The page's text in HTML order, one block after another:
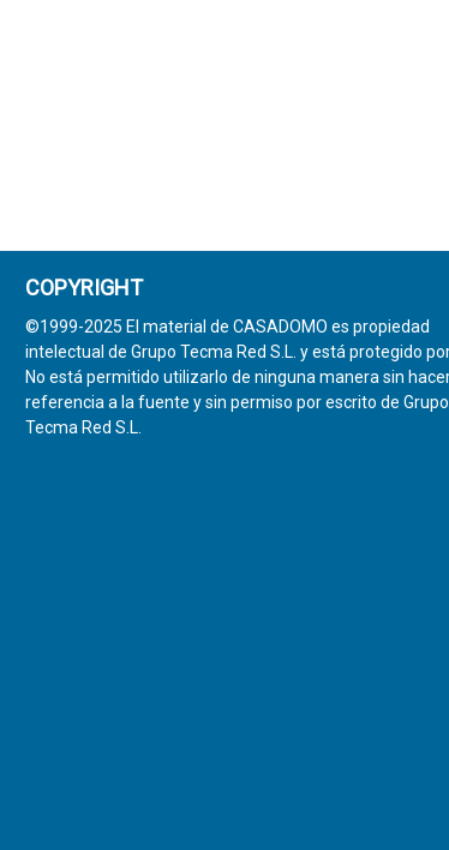
COPYRIGHT
©1999-2025 El material de CASADOMO es propiedad
intelectual de Grupo Tecma Red S.L. y está protegido
No está permitido utilizarlo de ninguna manera sin
referencia a la fuente y sin permiso por escrito de Grupo
Tecma Red S.L.